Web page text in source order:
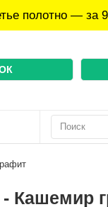
полотно — за
Кашемир